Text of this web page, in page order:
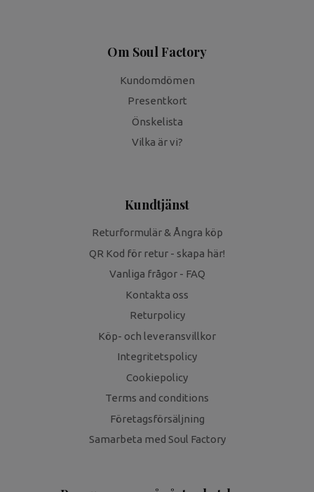
Om Soul Factory
Kundomdömen
Presentkort
Önskelista
Vilka är vi?
Kundtjänst
Returformulär & Ångra köp
QR Kod för retur - skapa här!
Vanliga frågor - FAQ
Kontakta oss
Returpolicy
Köp- och leveransvillkor
Integritetspolicy
Cookiepolicy
Terms and conditions
Företagsförsäljning
Samarbeta med Soul Factory